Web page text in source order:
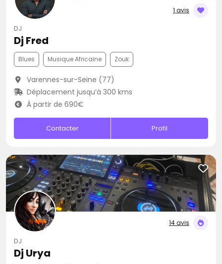
1 avis
DJ
Dj Fred
Blues Musique Africaine Zouk
Varennes-sur-Seine (77)
Déplacement jusqu’à 300 kms
À partir de 690€
Contacter Profil
14 avis
DJ
Dj Urya